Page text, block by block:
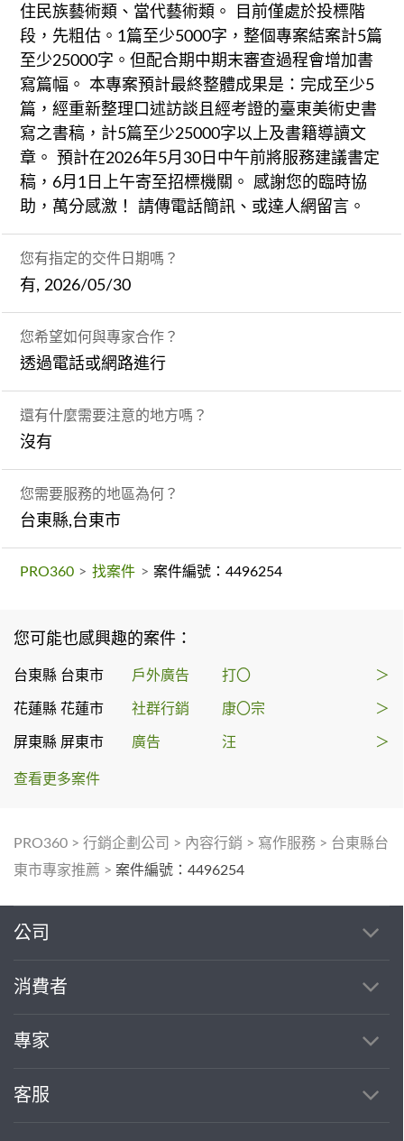
住民族藝術類、當代藝術類。 目前僅處於投標階
段，先粗估。1篇至少5000字，整個專案結案計5篇
至少25000字。但配合期中期末審查過程會增加書
寫篇幅。 本專案預計最終整體成果是：完成至少5
篇，經重新整理口述訪談且經考證的臺東美術史書
寫之書稿，計5篇至少25000字以上及書籍導讀文
章。 預計在2026年5月30日中午前將服務建議書定
稿，6月1日上午寄至招標機關。 感謝您的臨時協
助，萬分感激！ 請傳電話簡訊、或達人網留言。
您有指定的交件日期嗎？
有, 2026/05/30
您希望如何與專家合作？
透過電話或網路進行
還有什麼需要注意的地方嗎？
沒有
您需要服務的地區為何？
台東縣,台東市
PRO360 > 找案件 > 案件編號：4496254
您可能也感興趣的案件：
台東縣 台東市 戶外廣告 打〇 ＞
花蓮縣 花蓮市 社群行銷 康〇宗 ＞
屏東縣 屏東市 廣告 汪 ＞
查看更多案件
PRO360 > 行銷企劃公司 > 內容行銷 > 寫作服務 > 台東縣台
東市專家推薦 > 案件編號：4496254
公司
消費者
專家
客服